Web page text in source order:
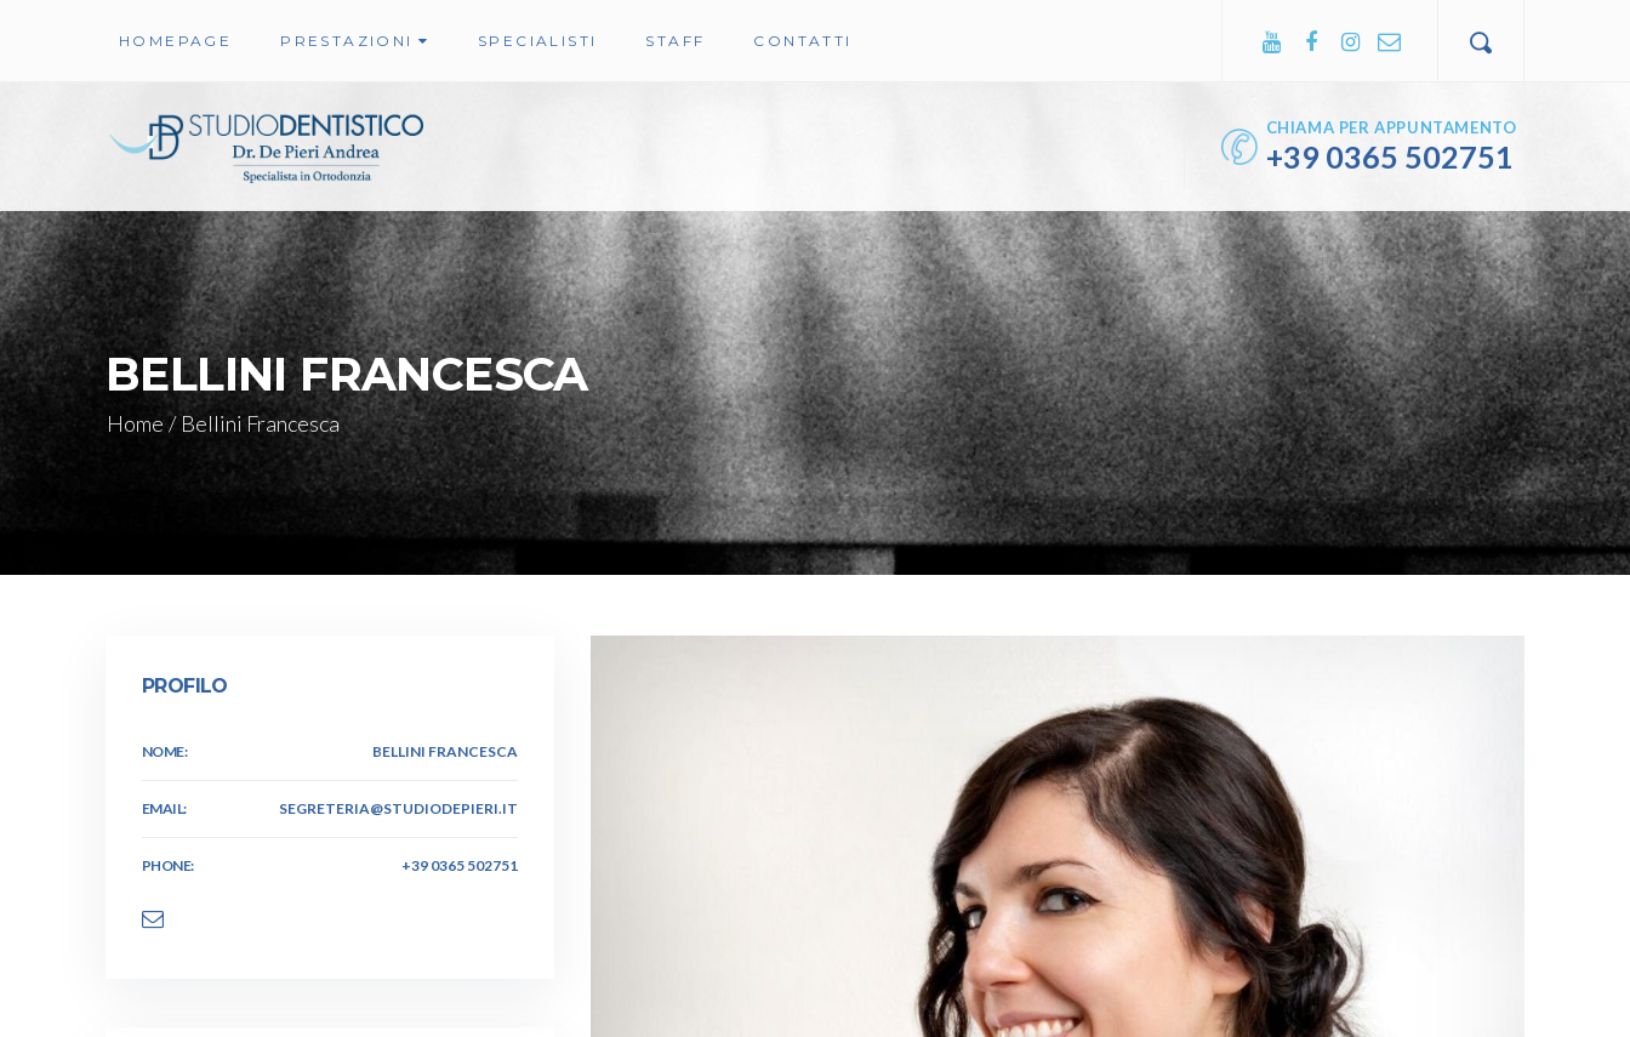
HOMEPAGE PRESTAZIONI SPECIALISTI STAFF CONTATTI
CHIAMA PER APPUNTAMENTO
+39 0365 502751
BELLINI FRANCESCA
Home / Bellini Francesca
PROFILO
NOME: BELLINI FRANCESCA
EMAIL: SEGRETERIA@STUDIODEPIERI.IT
PHONE: +39 0365 502751